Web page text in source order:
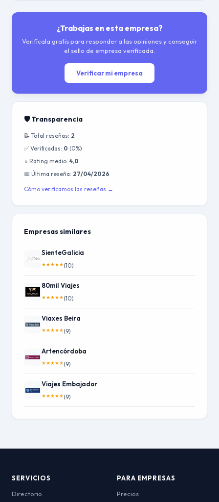
¿Trabajas en esta empresa?
Verifícala gratis para responder a las opiniones y conseguir
el sello de empresa verificada.
Verificar mi empresa
🛡️ Transparencia
📝 Total reseñas: 2
✅ Verificadas: 0 (0%)
⭐ Rating medio: 4,0
📅 Última reseña: 27/04/2026
Cómo verificamos las reseñas →
Empresas similares
SienteGalicia
★★★★★(10)
80mil Viajes
★★★★★(10)
Viaxes Beira
★★★★★(9)
Artencórdoba
★★★★★(9)
Viajes Embajador
★★★★★(9)
SERVICIOS
Directorio
PARA EMPRESAS
Precios